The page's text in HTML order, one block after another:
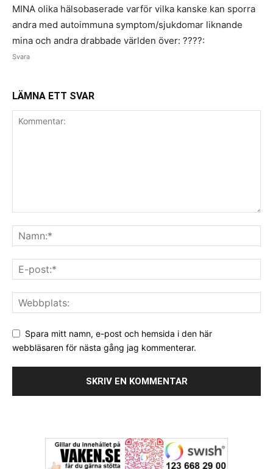
MINA olika hälsobaserade varför vilka kanske kan sporra
andra med autoimmuna symptom/sjukdomar liknande
mina och andra drabbade världen över: ????:
Svara
LÄMNA ETT SVAR
Spara mitt namn, e-post och hemsida i den här
webbläsaren för nästa gång jag kommenterar.